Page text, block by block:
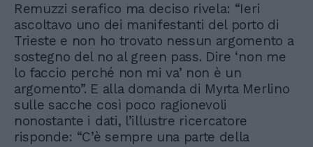
Remuzzi serafico ma deciso rivela: “Ieri
ascoltavo uno dei manifestanti del porto di
Trieste e non ho trovato nessun argomento a
sostegno del no al green pass. Dire ‘non me
lo faccio perché non mi va’ non è un
argomento”. E alla domanda di Myrta Merlino
sulle sacche così poco ragionevoli
nonostante i dati, l’illustre ricercatore
risponde: “C’è sempre una parte della